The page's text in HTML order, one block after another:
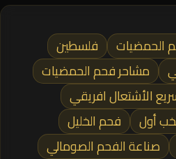
الحمضيات
فلسطين
مشاحر فحم الحمضيات
الأشتعال افريقي
أول
فحم الخليل
صناعة الفحم الصومالي